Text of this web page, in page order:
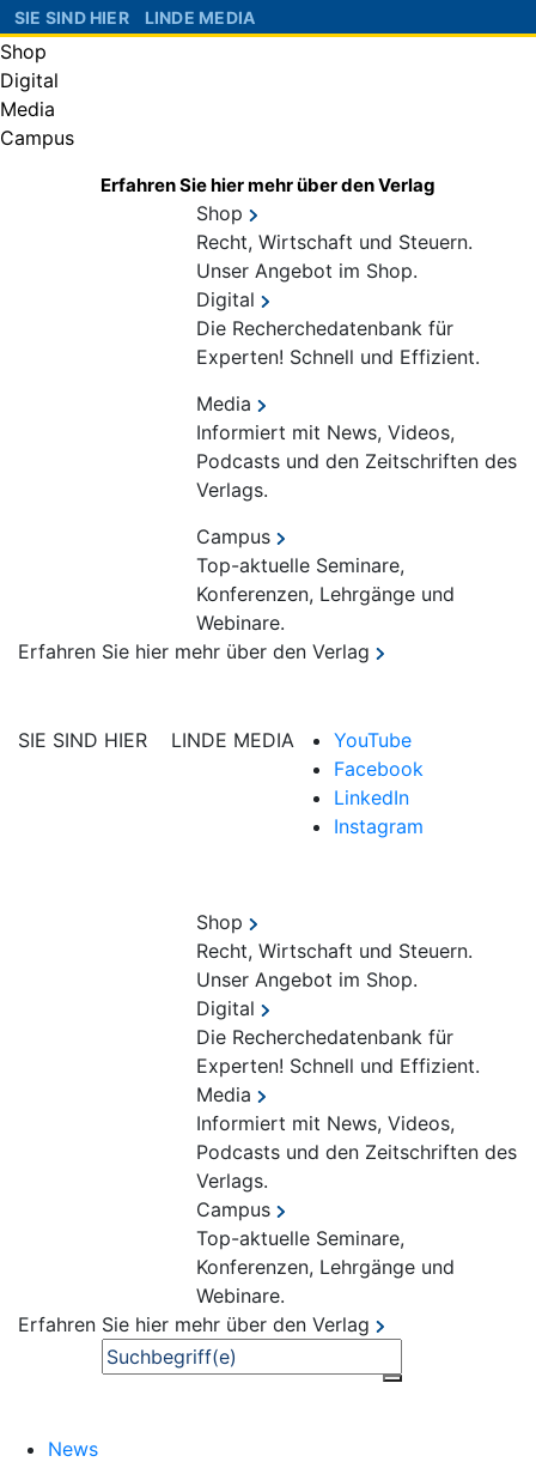
SIE SIND HIER LINDE MEDIA
Shop
Digital
Media
Campus
Erfahren Sie hier mehr über den Verlag
Shop
Recht, Wirtschaft und Steuern.
Unser Angebot im Shop.
Digital
Die Recherchedatenbank für
Experten! Schnell und Effizient.
Media
Informiert mit News, Videos,
Podcasts und den Zeitschriften des
Verlags.
Campus
Top-aktuelle Seminare,
Konferenzen, Lehrgänge und
Webinare.
Erfahren Sie hier mehr über den Verlag
SIE SIND HIER LINDE MEDIA
YouTube
Facebook
LinkedIn
Instagram
Shop
Recht, Wirtschaft und Steuern.
Unser Angebot im Shop.
Digital
Die Recherchedatenbank für
Experten! Schnell und Effizient.
Media
Informiert mit News, Videos,
Podcasts und den Zeitschriften des
Verlags.
Campus
Top-aktuelle Seminare,
Konferenzen, Lehrgänge und
Webinare.
Erfahren Sie hier mehr über den Verlag
Suche
News